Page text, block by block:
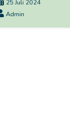
25 Juli 2024
Admin